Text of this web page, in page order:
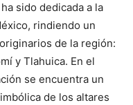
sido dedicada a la
rindiendo un
de la región:
y Tlahuica. En el
se encuentra un
de los altares